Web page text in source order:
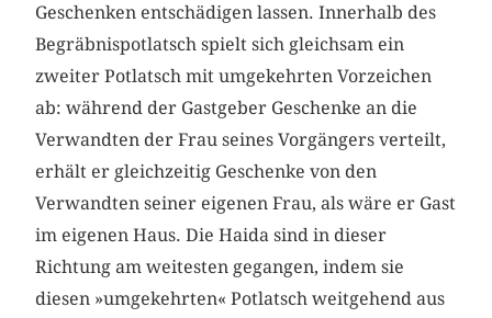
Geschenken entschädigen lassen. Innerhalb des
Begräbnispotlatsch spielt sich gleichsam ein
zweiter Potlatsch mit umgekehrten Vorzeichen
ab: während der Gastgeber Geschenke an die
Verwandten der Frau seines Vorgängers verteilt,
erhält er gleichzeitig Geschenke von den
Verwandten seiner eigenen Frau, als wäre er Gast
im eigenen Haus. Die Haida sind in dieser
Richtung am weitesten gegangen, indem sie
diesen »umgekehrten« Potlatsch weitgehend aus